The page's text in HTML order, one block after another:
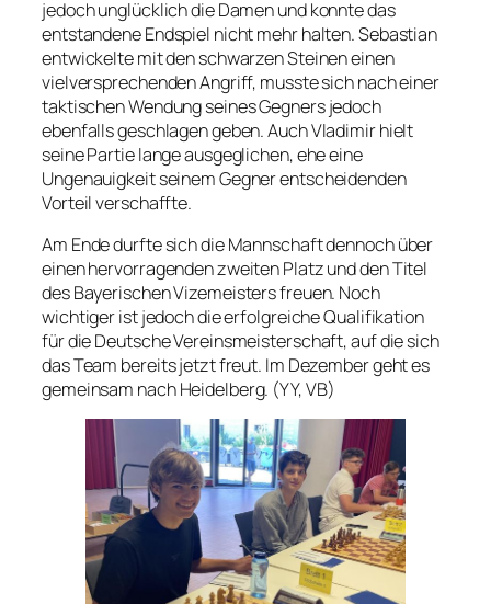
jedoch unglücklich die Damen und konnte das
entstandene Endspiel nicht mehr halten. Sebastian
entwickelte mit den schwarzen Steinen einen
vielversprechenden Angriff, musste sich nach einer
taktischen Wendung seines Gegners jedoch
ebenfalls geschlagen geben. Auch Vladimir hielt
seine Partie lange ausgeglichen, ehe eine
Ungenauigkeit seinem Gegner entscheidenden
Vorteil verschaffte.
Am Ende durfte sich die Mannschaft dennoch über
einen hervorragenden zweiten Platz und den Titel
des Bayerischen Vizemeisters freuen. Noch
wichtiger ist jedoch die erfolgreiche Qualifikation
für die Deutsche Vereinsmeisterschaft, auf die sich
das Team bereits jetzt freut. Im Dezember geht es
gemeinsam nach Heidelberg. (YY, VB)